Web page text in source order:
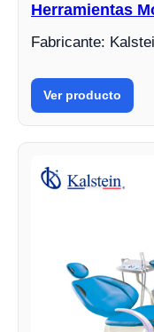
Herramientas
Fabricante:
Ver producto